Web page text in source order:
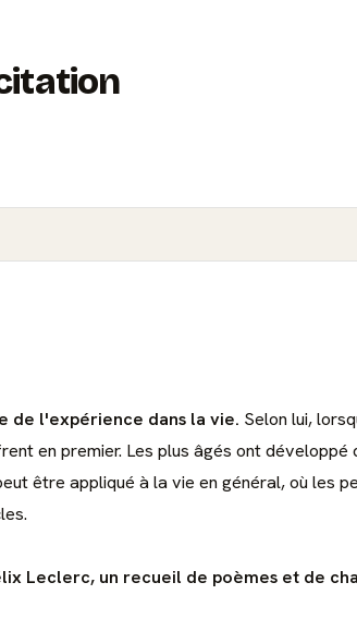
de l'expérience dans la vie. Selon lui,
en premier. Les plus âgés ont
être appliqué à la vie en général, où les
Leclerc, un recueil de poèmes et de